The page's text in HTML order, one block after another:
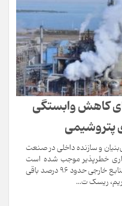
کاهش وابستگی
از ۱۷۰۰ شرکت دانش‌بنیان و سازنده داخلی در صنعت
خطرپذیر موجب شده است
وابستگی فناوری صنعت پتروشیمی به منابع خارجی حدود ۹۶ درصد باقی
ریسک ت...